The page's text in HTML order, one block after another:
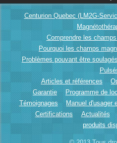
Centurion Quebec (LM2G-
Comprendre les
Pourquoi les champs
Problèmes pouvant être
Articles et références
Garantie
Programme de
Témoignages
Manuel d'usager
Certifications
Actualités
produits